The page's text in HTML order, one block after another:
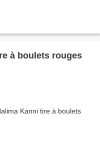
à boulets rouges